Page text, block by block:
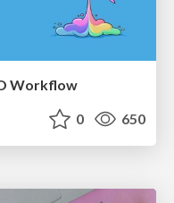
Workflow
0 650